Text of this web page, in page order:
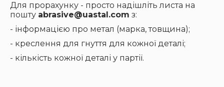
Для прорахунку - просто надішліть листа на
пошту abrasive@uastal.com з:
- інформацією про метал (марка, товщина);
- креслення для гнуття для кожної деталі;
- кількість кожної деталі у партії.